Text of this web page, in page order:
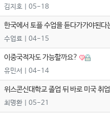
김지호 | 05-18
한국에서 토플 수업을 듣다가가야된
수업료 | 04-15
이중국적자도 가능할까요?
유민서 | 04-14
위스콘신대학교 졸업 뒤 바로 미국 취
최명환 | 05-21